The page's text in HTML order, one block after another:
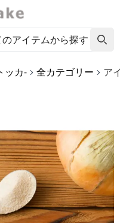
ッカ- 全カテゴリー ア